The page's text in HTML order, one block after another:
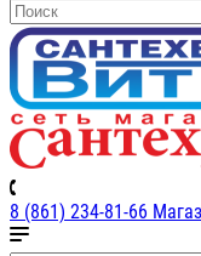
8 (861) 234-81-66